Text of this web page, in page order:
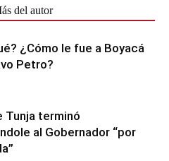
del autor
¿Cómo le fue a Boyacá
Petro?
Tunja terminó
al Gobernador “por